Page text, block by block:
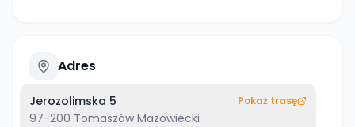
Adres
Jerozolimska 5
97-200 Tomaszów Mazowiecki
Pokaż trasę